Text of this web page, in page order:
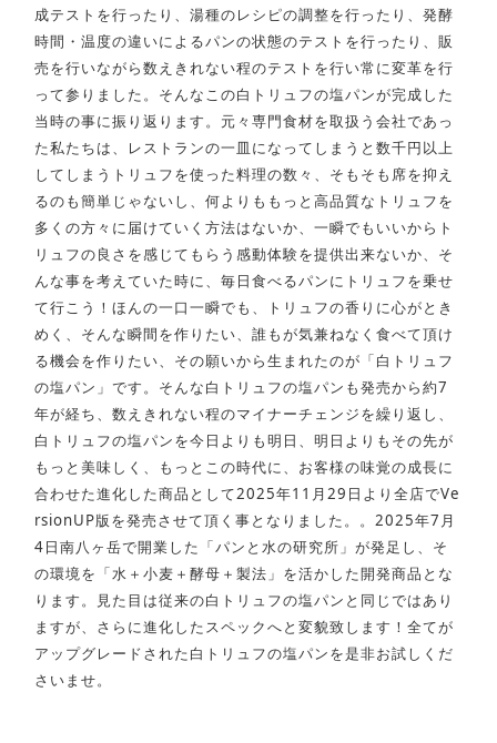
成テストを行ったり、湯種のレシピの調整を行ったり、発酵
時間・温度の違いによるパンの状態のテストを行ったり、販
売を行いながら数えきれない程のテストを行い常に変革を行
って参りました。そんなこの白トリュフの塩パンが完成した
当時の事に振り返ります。元々専門食材を取扱う会社であっ
た私たちは、レストランの一皿になってしまうと数千円以上
してしまうトリュフを使った料理の数々、そもそも席を抑え
るのも簡単じゃないし、何よりももっと高品質なトリュフを
多くの方々に届けていく方法はないか、一瞬でもいいからト
リュフの良さを感じてもらう感動体験を提供出来ないか、そ
んな事を考えていた時に、毎日食べるパンにトリュフを乗せ
て行こう！ほんの一口一瞬でも、トリュフの香りに心がとき
めく、そんな瞬間を作りたい、誰もが気兼ねなく食べて頂け
る機会を作りたい、その願いから生まれたのが「白トリュフ
の塩パン」です。そんな白トリュフの塩パンも発売から約7
年が経ち、数えきれない程のマイナーチェンジを繰り返し、
白トリュフの塩パンを今日よりも明日、明日よりもその先が
もっと美味しく、もっとこの時代に、お客様の味覚の成長に
合わせた進化した商品として2025年11月29日より全店でVe
rsionUP版を発売させて頂く事となりました。。2025年7月
4日南八ヶ岳で開業した「パンと水の研究所」が発足し、そ
の環境を「水＋小麦＋酵母＋製法」を活かした開発商品とな
ります。見た目は従来の白トリュフの塩パンと同じではあり
ますが、さらに進化したスペックへと変貌致します！全てが
アップグレードされた白トリュフの塩パンを是非お試しくだ
さいませ。